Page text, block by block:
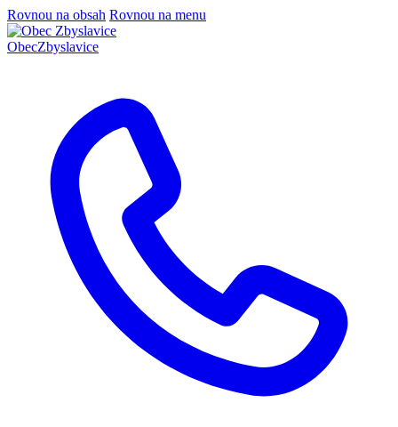
Rovnou na obsah Rovnou na menu
ObecZbyslavice